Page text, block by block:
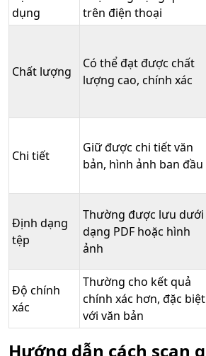
dụng
trên điện thoại
Chất lượng
Có thể đạt được chất
lượng cao, chính xác
Chi tiết
Giữ được chi tiết văn
bản, hình ảnh ban đầu
Định dạng
tệp
Thường được lưu dưới
dạng PDF hoặc hình
ảnh
Độ chính
xác
Thường cho kết quả
chính xác hơn, đặc biệt
với văn bản
Hướng dẫn cách scan